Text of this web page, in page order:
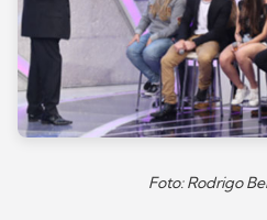
Foto: Rodrigo